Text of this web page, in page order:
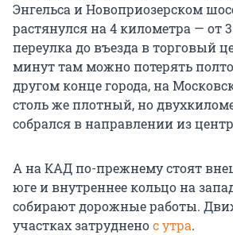
Энгельса и Новоприозерском
растянулся на 4 километра — от
переулка до въезда в торговый
минут там можно потерять
другом конце города, на
столь же плотный, но
собрался в направлении из
А на КАД по-прежнему стоят
юге и внутреннее кольцо на
собирают дорожные работы.
участках затрудненос утра.